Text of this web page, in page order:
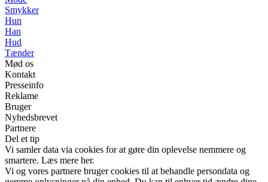
Smykker
Hun
Han
Hud
Tænder
Mød os
Kontakt
Presseinfo
Reklame
Bruger
Nyhedsbrevet
Partnere
Del et tip
Vi samler data via cookies for at gøre din oplevelse nemmere og
smartere. Læs mere her.
Vi og vores partnere bruger cookies til at behandle persondata og